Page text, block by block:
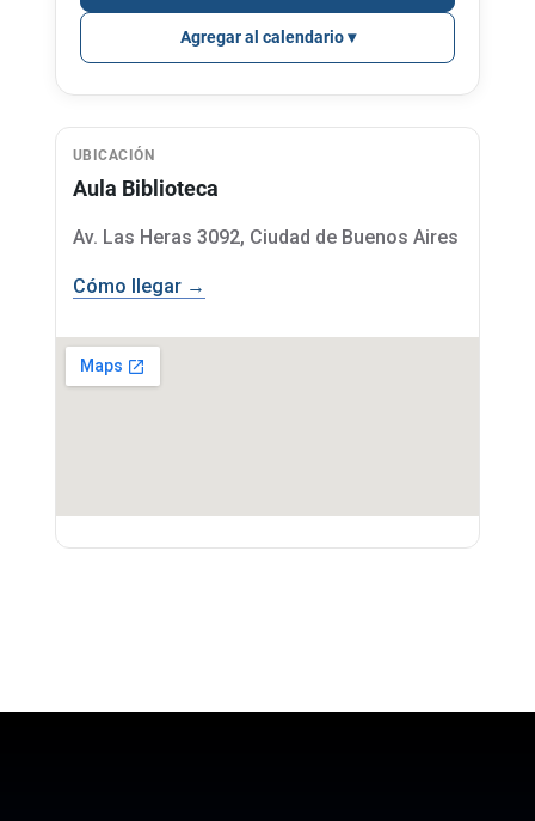
Agregar al calendario
UBICACIÓN
Aula Biblioteca
Av. Las Heras 3092, Ciudad de Buenos Aires
Cómo llegar →